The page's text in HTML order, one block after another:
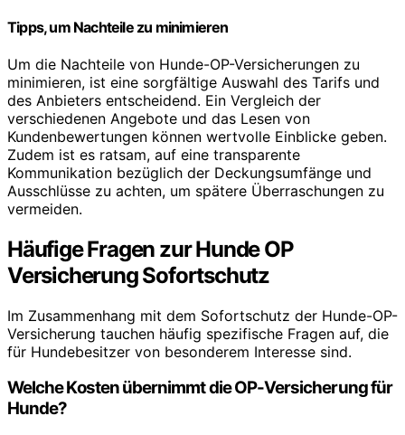
Tipps, um Nachteile zu minimieren
Um die Nachteile von Hunde-OP-Versicherungen zu
minimieren, ist eine sorgfältige Auswahl des Tarifs und
des Anbieters entscheidend. Ein Vergleich der
verschiedenen Angebote und das Lesen von
Kundenbewertungen können wertvolle Einblicke geben.
Zudem ist es ratsam, auf eine transparente
Kommunikation bezüglich der Deckungsumfänge und
Ausschlüsse zu achten, um spätere Überraschungen zu
vermeiden.
Häufige Fragen zur Hunde OP
Versicherung Sofortschutz
Im Zusammenhang mit dem Sofortschutz der Hunde-OP-
Versicherung tauchen häufig spezifische Fragen auf, die
für Hundebesitzer von besonderem Interesse sind.
Welche Kosten übernimmt die OP-Versicherung für
Hunde?